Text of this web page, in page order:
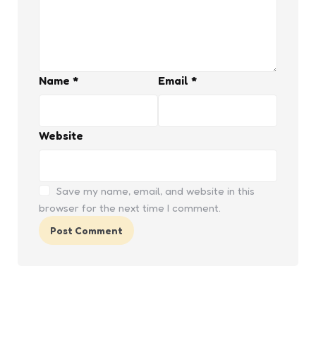
Name * Email *
Website
Save my name, email, and website in this
browser for the next time I comment.